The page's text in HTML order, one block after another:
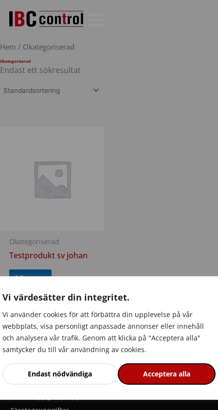
Vi värdesätter din integritet.
Vi använder cookies för att förbättra din upplevelse på vår
webbplats, visa personligt anpassade annonser eller innehåll
och analysera vår trafik. Genom att klicka på "Acceptera alla"
samtycker du till vår användning av cookies.
Endast nödvändiga Acceptera alla
Hem / Okategoriserad
Okategoriserad
Endast ett sökresultat
Okategoriserad
Testprodukt sv johan
Läs mer
Länkar